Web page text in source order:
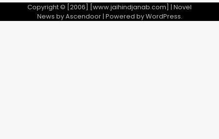
Copyright © [2006] [www.jaihindjanab.com] | Novel
News byAscendoor| Powered byWordPress.